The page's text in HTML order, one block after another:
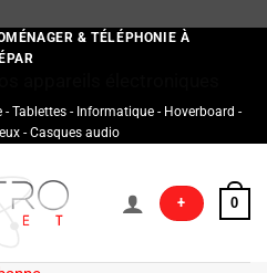
& TÉLÉPHONIE À
- Tablettes - Informatique - Hoverboard -
- Casques audio
+ 0